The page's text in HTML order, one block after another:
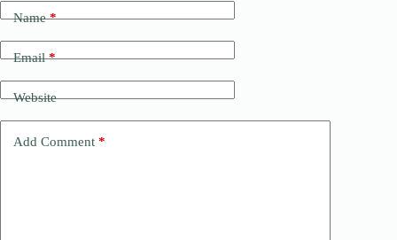
Name*
Email*
Website
Add Comment *